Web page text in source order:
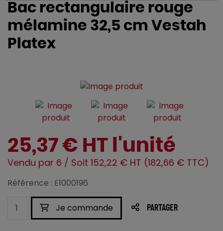
Bac rectangulaire rouge
mélamine 32,5 cm Vestah
Platex
25,37 € HT l'unité
Vendu par 6 / Soit 152,22 € HT (182,66 € TTC)
Référence : E1000196
Je commande PARTAGER